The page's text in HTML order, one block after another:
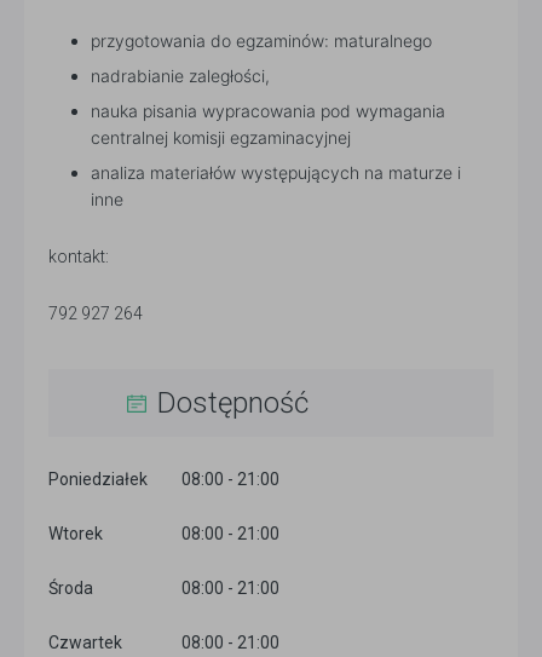
przygotowania do egzaminów: maturalnego
nadrabianie zaległości,
nauka pisania wypracowania pod wymagania
centralnej komisji egzaminacyjnej
analiza materiałów występujących na maturze i
inne
kontakt:
792 927 264
Dostępność
Poniedziałek 08:00 - 21:00
Wtorek 08:00 - 21:00
Środa 08:00 - 21:00
Czwartek 08:00 - 21:00